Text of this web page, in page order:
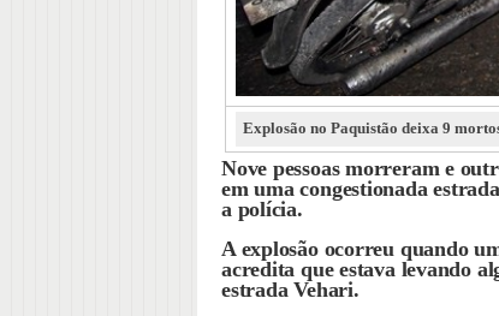
Explosão no Paquistão deixa 9
Nove pessoas morreram e
em uma congestionada
a polícia.
A explosão ocorreu quando
acredita que estava levando
estrada Vehari.